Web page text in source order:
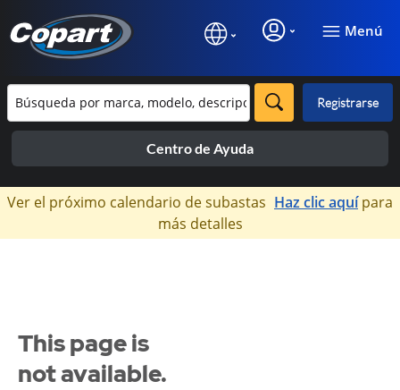
Menú
Registrarse
Centro de Ayuda
×
Ver el próximo calendario de subastas Haz clic aquípara
más detalles
This page is
not available.